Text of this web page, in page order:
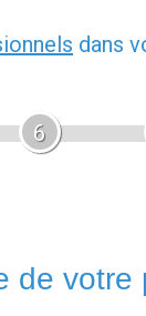
dans
6
de votre